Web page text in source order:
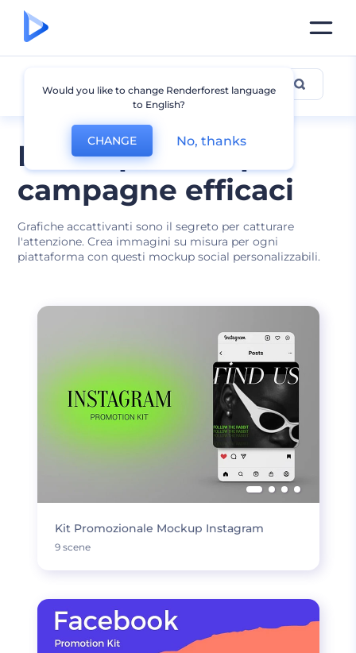
Mockup social per
campagne efficaci
Grafiche accattivanti sono il segreto per catturare
l'attenzione. Crea immagini su misura per ogni
piattaforma con questi mockup social personalizzabili.
Mockup Social Media
Kit Promozionale Mockup Instagram
9 scene
Would you like to change Renderforest language
to English?
CHANGE No, thanks